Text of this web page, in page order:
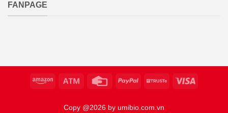
FANPAGE
Copy @2026 by umibio.com.vn